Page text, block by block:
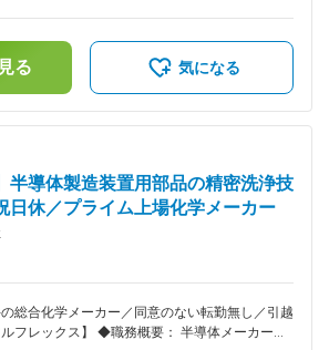
事企画 ミッション：人事制度と労使関係の土
が活躍できる基盤・組織文化をつくる。 主な
事制度の企画・改定、制度運用や課題改善の
合窓口 ・人事関連プロジェクト（例：グループ
画 ※ 部署の雰囲気：育児・介護と両立するメン
支える。 主な担当業務： ・担当事業部門の組
把握と、解決策検討のサポート ・要員計画・
ューの準備・運用サポート ・パフォーマンスマ
格昇進プロセスの運用（CoE・関係部門と連
ムと連携した人材獲得の支援 ※部署の雰囲
・機能領域を担当。グローバル規模の組織・人
一緒に検討します。 ・幅を広げる道：制度・報
に加え、採用・育成・タレントマネジメン
によっては時間外管理監督外となるため 残業代
ません。■昇給：年1回■賞与：年1回（6月）賃
も目安の金額であり、選考を通じて上下する可能
る 気になる
半導体製造装置用部品の精密洗浄技
休／プライム上場化学メーカー
の総合化学メーカー／同意のない転勤無し／引越
職務概要： 半導体メーカーお